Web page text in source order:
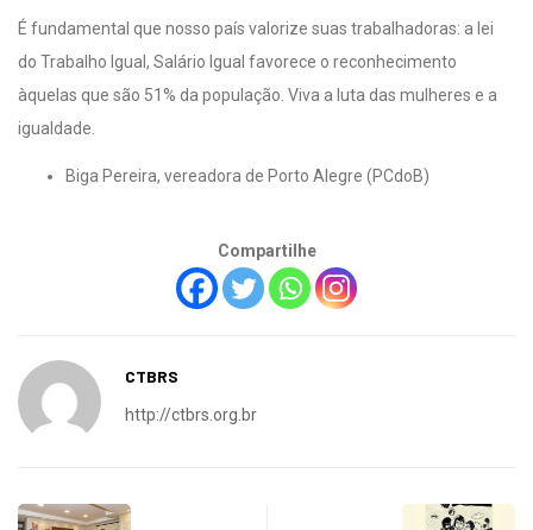
É fundamental que nosso país valorize suas trabalhadoras: a lei
do Trabalho Igual, Salário Igual favorece o reconhecimento
àquelas que são 51% da população. Viva a luta das mulheres e a
igualdade.
Biga Pereira, vereadora de Porto Alegre (PCdoB)
Compartilhe
CTBRS
http://ctbrs.org.br